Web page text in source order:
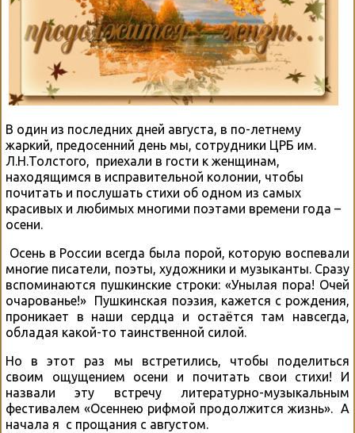
В один из последних дней августа, в по-летнему
жаркий, предосенний день мы, сотрудники ЦРБ им.
Л.Н.Толстого, приехали в гости к женщинам,
находящимся в исправительной колонии, чтобы
почитать и послушать стихи об одном из самых
красивых и любимых многими поэтами времени года –
осени.
Осень в России всегда была порой, которую воспевали
многие писатели, поэты, художники и музыканты. Сразу
вспоминаются пушкинские строки: «Унылая пора! Очей
очарованье!» Пушкинская поэзия, кажется с рождения,
проникает в наши сердца и остаётся там навсегда,
обладая какой-то таинственной силой.
Но в этот раз мы встретились, чтобы поделиться
своим ощущением осени и почитать свои стихи! И
назвали эту встречу литературно-музыкальным
фестивалем «Осеннею рифмой продолжится жизнь». А
начала я с прощания с августом.